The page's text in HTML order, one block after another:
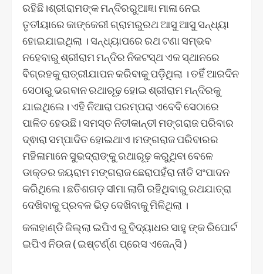
ରହିଛି।ଶ୍ରୀରାମଙ୍କ ମନ୍ଦିରରୁଆଜ୍ଞା ମାଳା ନେଇ
ତୃତୀୟାରେ କାଙ୍କେରୀ ଗ୍ରାମରୁରଥ ଆସୁ ଆସୁ ସନ୍ଧ୍ୟା
ହୋଇଯାଇଥିଲା । ସନ୍ଧ୍ୟାପରେ ରଥ ଟଣା ସମ୍ଭବ
ନହେବାରୁ ଶ୍ରୀରାମ ମନ୍ଦିର ନିକଟସ୍ଥ ଏକ ସ୍ଥାନରେ
ବିଗ୍ରହକୁ ରାତ୍ରୀଯାପନ କରିବାକୁ ପଡ଼ିଥିଲା । ତହିଁ ଆରଦିନ
ସେଠାରୁ ଭଗବାନ ରଥାରୂଢ଼ ହୋଇ ଶ୍ରୀରାମ ମନ୍ଦିରକୁ
ଯାଇଥିଲେ। ଏହି ନିଆରା ପରମ୍ପରା ଏବେବି ସେଠାରେ
ପାଳିତ ହେଉଛି। ସମସ୍ତ ନିତୀକାନ୍ତୀ ମଙ୍ଗରାଜ ପରିବାର
ଦ୍ଵାରା ସମ୍ପାଦିତ ହୋଇଥାଏ।ମଙ୍ଗରାଜ ପରିବାରର
ମହିଳାମାନେ ସୁଭଦ୍ରାଙ୍କୁ ରଥାରୂଢ଼ କରୁଥିବା ବେଳେ
ଡାକ୍ତର ଜୟରାମ ମଙ୍ଗରାଜ ଛେରାପହଁରା ନୀତି ସଂପାଦନ
କରିଥିଲେ। ଛତିଶଗଡ଼ ସୀମା ଲାଗି ରହିଥିବାରୁ ରଥଯାତ୍ରା
ଦେଖ‌ିବାକୁ ପ୍ରବଳ ଭିଡ଼ ଦେଖିବାକୁ ମିଳିଥିଲା ।
କଳାହାଣ୍ଡି ଜିଲ୍ଲା ଇପିଏ ରୁ ବିଦ୍ୟାଧର ସାହୁ ଙ୍କ ରିପୋର୍ଟ
ଇପିଏ ନିଉଜ ( ଇଷ୍ଟର୍ଣ୍ଣ ପ୍ରେସ ଏଜେନ୍ସି )